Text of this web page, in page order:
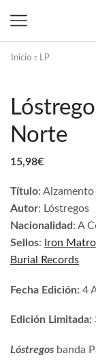
Inicio LP
Norte
15,98€
Título:
Autor: Lóstregos
Nacionalidad : A
Sellos: Iron
Burial Records
Fecha Edición: 4
Edición Limitada:
Lóstregos banda